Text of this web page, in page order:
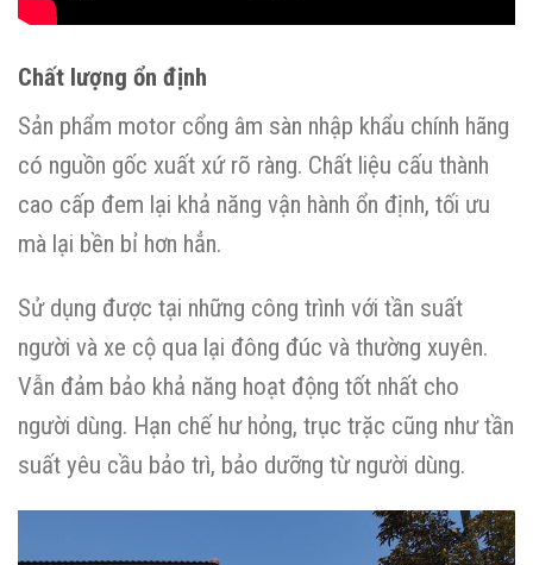
Chất lượng ổn định
Sản phẩm motor cổng âm sàn nhập khẩu chính hãng
có nguồn gốc xuất xứ rõ ràng. Chất liệu cấu thành
cao cấp đem lại khả năng vận hành ổn định, tối ưu
mà lại bền bỉ hơn hẳn.
Sử dụng được tại những công trình với tần suất
người và xe cộ qua lại đông đúc và thường xuyên.
Vẫn đảm bảo khả năng hoạt động tốt nhất cho
người dùng. Hạn chế hư hỏng, trục trặc cũng như tần
suất yêu cầu bảo trì, bảo dưỡng từ người dùng.